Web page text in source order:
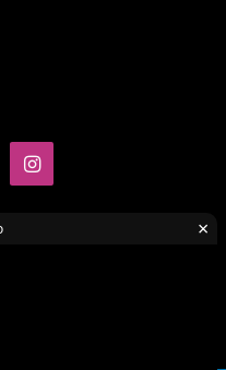
Instagram
All Rights Reserved
×